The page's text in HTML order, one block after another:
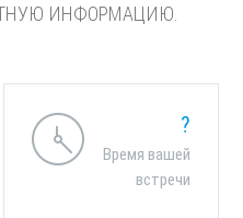
ИНФОРМАЦИЮ.
?
Время вашей
встречи